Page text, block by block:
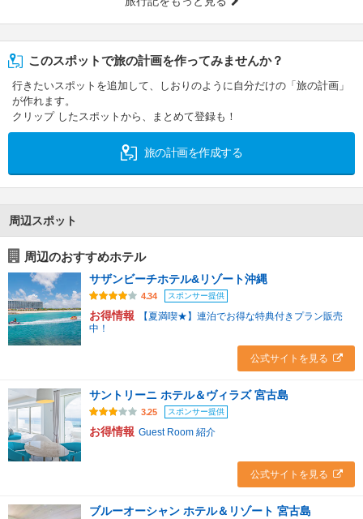
このスポットで旅の計画を作ってみませんか？
行きたいスポットを追加して、しおりのように自分だけの「旅の計画」
が作れます。
クリップ したスポットから、まとめて登録も！
旅の計画を作成する
周辺スポット
周辺のおすすめホテル
サザンビーチホテル&リゾート沖縄
4.34 スポンサー提供
お得情報
【夏満喫★】連泊でお得な特典付きプラン販売
中！
公式サイトを見る
サントリーニ ホテル＆ヴィラズ 宮古島
3.25 スポンサー提供
お得情報 Guest Room 紹介
公式サイトを見る
ブルーオーシャン ホテル＆リゾート 宮古島